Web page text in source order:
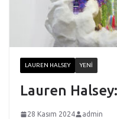
LAUREN HALSEY YENI
Lauren
28 Kasım 2024 admin